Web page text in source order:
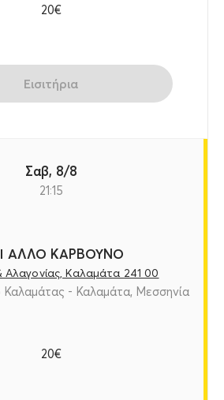
20€
Εισιτήρια
Σαβ, 8/8
21:15
ΑΛΛΟ ΚΑΡΒΟΥΝΟ
Καλαμάτα 241 00
Καλαμάτας - Καλαμάτα, Μεσσηνία
20€